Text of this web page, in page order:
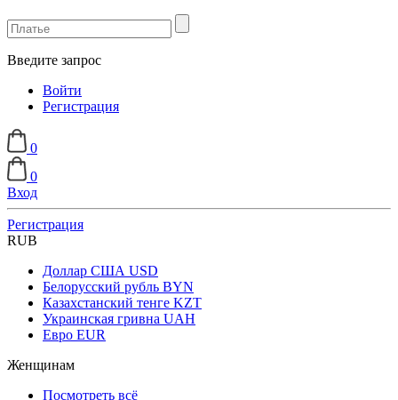
Введите запрос
Войти
Регистрация
0
0
Вход
Регистрация
RUB
Доллар США USD
Белорусский рубль BYN
Казахстанский тенге KZT
Украинская гривна UAH
Евро EUR
Женщинам
Посмотреть всё